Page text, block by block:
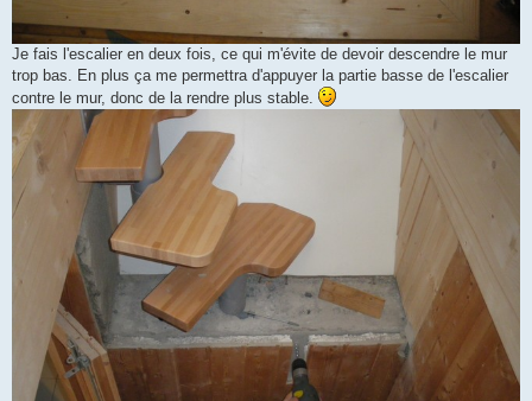
Je fais l'escalier en deux fois, ce qui m'évite de devoir descendre le mur
trop bas. En plus ça me permettra d'appuyer la partie basse de l'escalier
contre le mur, donc de la rendre plus stable.